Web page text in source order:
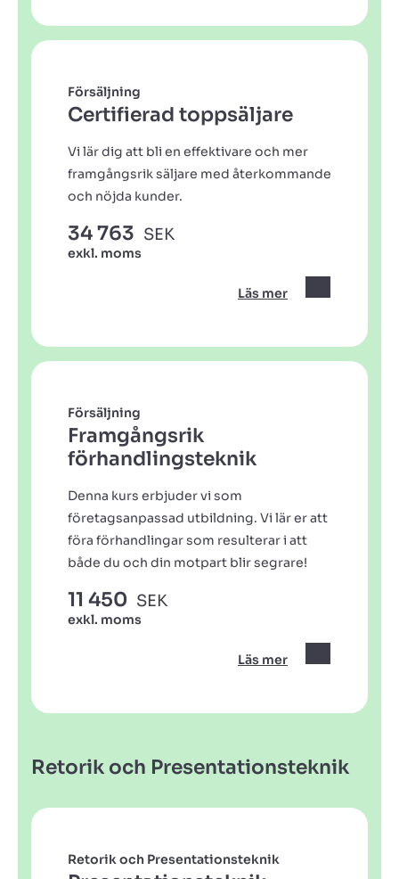
Försäljning
Certifierad toppsäljare
Vi lär dig att bli en effektivare och mer
framgångsrik säljare med återkommande
och nöjda kunder.
34 763 SEK
exkl. moms
Läs mer
Försäljning
Framgångsrik
förhandlingsteknik
Denna kurs erbjuder vi som
företagsanpassad utbildning. Vi lär er att
föra förhandlingar som resulterar i att
både du och din motpart blir segrare!
11 450 SEK
exkl. moms
Läs mer
Retorik och Presentationsteknik
Retorik och Presentationsteknik